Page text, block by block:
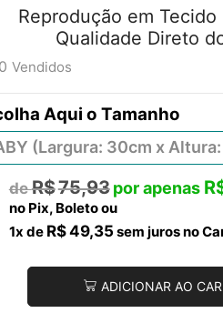
Reprodução em Tecido
Qualidade Direto
Vendidos
Tamanho
R$75,93
no Pix, Boleto ou
1x de R$49,35 sem juros no
ADICIONAR AO